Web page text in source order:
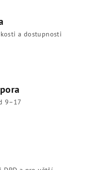
a dostupnosti
9–17